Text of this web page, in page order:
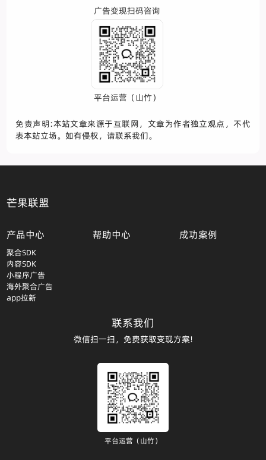
广告变现扫码咨询
平台运营（山竹）
免责声明:本站文章来源于互联网，文章为作者独立观点，不代
表本站立场。如有侵权，请联系我们。
芒果联盟
产品中心
聚合SDK
内容SDK
小程序广告
海外聚合广告
app拉新
帮助中心 成功案例
联系我们
微信扫一扫，免费获取变现方案!
平台运营（山竹）